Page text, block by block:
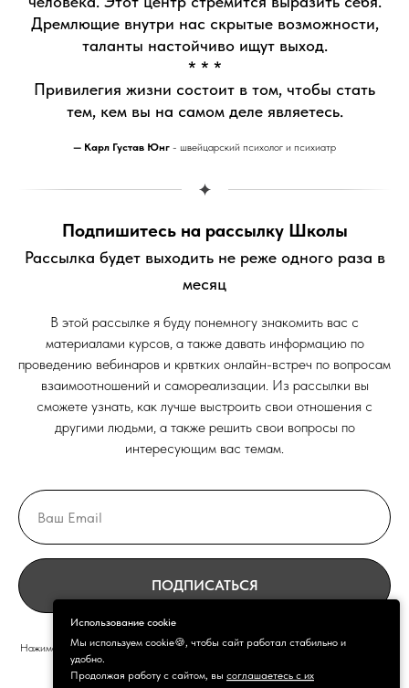
Дремлющие внутри нас скрытые возможности,
таланты настойчиво ищут выход.
* * *
Привилегия жизни состоит в том, чтобы стать
тем, кем вы на самом деле являетесь.
— Карл Густав Юнг - швейцарский психолог и психиатр
Подпишитесь на рассылку Школы
Рассылка будет выходить не реже одного раза в
месяц
В этой рассылке я буду понемногу знакомить вас с
материалами курсов, а также давать информацию по
проведению вебинаров и крвтких онлайн-встреч по вопросам
взаимоотношений и самореализации. Из рассылки вы
сможете узнать, как лучше выстроить свои отношения с
другими людьми, а также решить свои вопросы по
интересующим вас темам.
ПОДПИСАТЬСЯ
Нажимая, вы даёте согласие на обработку персональных данных и соглашаетесь
Использование cookie
Мы используем cookie🍪, чтобы сайт работал стабильно и
удобно.
Продолжая работу с сайтом, вы соглашаетесь с их